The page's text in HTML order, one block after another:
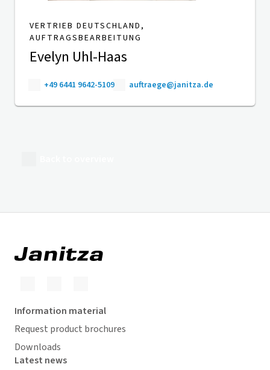
VERTRIEB DEUTSCHLAND,
AUFTRAGSBEARBEITUNG
Evelyn Uhl-Haas
+49 6441 9642-5109 auftraege@janitza.de
Information material
Request product brochures
Downloads
Latest news